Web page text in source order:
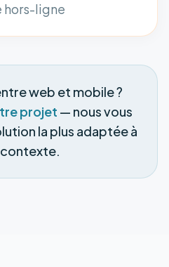
hors-ligne
web et mobile ?
projet — nous vous
la plus adaptée à